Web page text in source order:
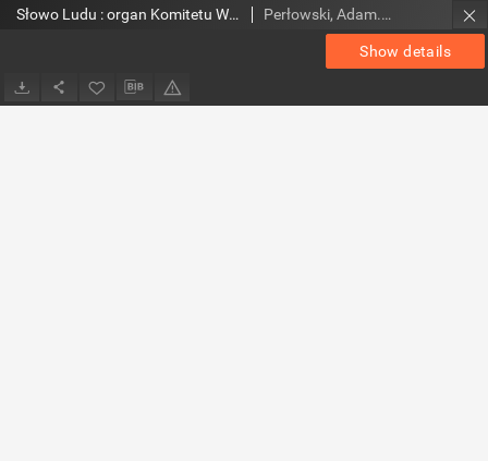
Show details
Słowo Ludu : organ Komitetu Wojewódzkiego Polskiej Zjednoczonej Partii Robotniczej, 1954, R.6, nr 9 Perłowski, Adam. Red.